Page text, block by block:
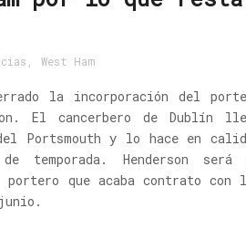
West Ham
la incorporación del
El cancerbero de Dublín
Portsmouth y lo hace en
temporada. Henderson será
portero que acaba contrato con